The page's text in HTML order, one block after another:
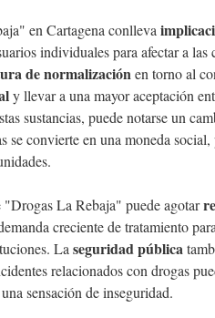
en Cartagena conlleva
individuales para afectar a
de normalizaciónen torno al
y llevar a una mayor aceptación
sustancias, puede notarse un
se convierte en una moneda
La Rebaja" puede agotar
creciente de tratamiento
La seguridad pública
relacionados con drogas
sensación de inseguridad.